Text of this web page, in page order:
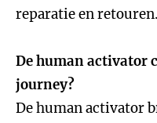
reparatie en retouren.
De human activator
journey?
De human activator